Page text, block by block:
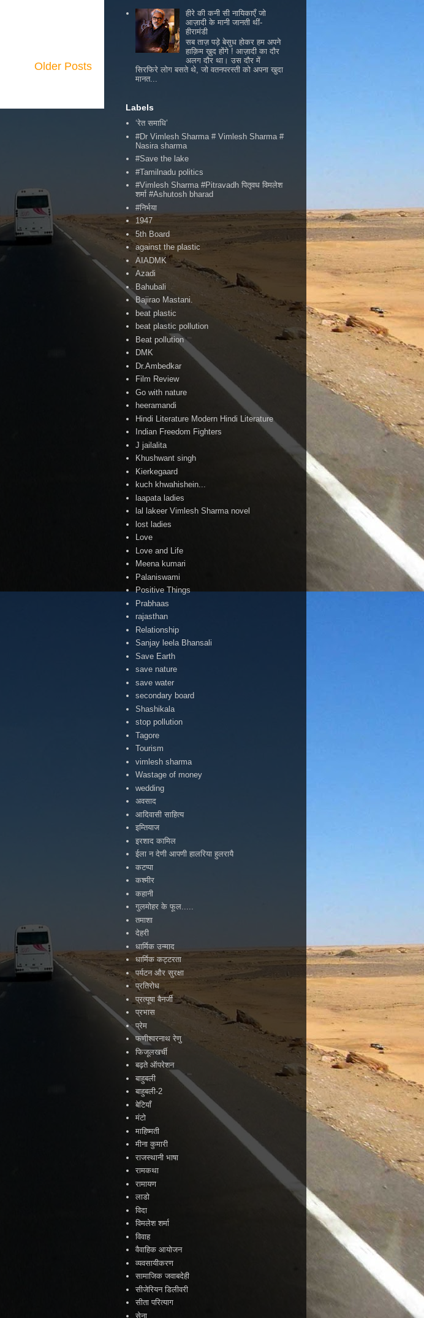
Older Posts
हीरे की कनी सी नायिकाएँ जो
आज़ादी के मानी जानती थीं-
हीरामंडी
सब ताज़ पड़े बेसुध होकर हम अपने
हाक़िम ख़ुद होंगे ! आज़ादी का दौर
अलग दौर था। उस दौर में
सिरफिरे लोग बसते थे, जो वतनपरस्ती को अपना खुदा
मानत...
Labels
‘रेत समाधि’
#Dr Vimlesh Sharma # Vimlesh Sharma #
Nasira sharma
#Save the lake
#Tamilnadu politics
#Vimlesh Sharma #Pitravadh पितृवध विमलेश
शर्मा #Ashutosh bharad
#निर्भया
1947
5th Board
against the plastic
AIADMK
Azadi
Bahubali
Bajirao Mastani.
beat plastic
beat plastic pollution
Beat pollution
DMK
Dr.Ambedkar
Film Review
Go with nature
heeramandi
Hindi Literature Modern Hindi Literature
Indian Freedom Fighters
J jailalita
Khushwant singh
Kierkegaard
kuch khwahishein...
laapata ladies
lal lakeer Vimlesh Sharma novel
lost ladies
Love
Love and Life
Meena kumari
Palaniswami
Positive Things
Prabhaas
rajasthan
Relationship
Sanjay leela Bhansali
Save Earth
save nature
save water
secondary board
Shashikala
stop pollution
Tagore
Tourism
vimlesh sharma
Wastage of money
wedding
अवसाद
आदिवासी साहित्य
इम्तियाज
इरशाद कामिल
ईला न देणी आपणी हालरिया हुलरायै
कटप्पा
कश्मीर
कहानी
गुलमोहर के फूल.....
तमाशा
देहरी
धार्मिक उन्माद
धार्मिक कट्टरता
पर्यटन और सुरक्षा
प्रतिरोध
प्रत्यूषा बैनर्जी
प्रभास
प्रेम
फणीश्वरनाथ रेणु
फिजूलखर्ची
बढ़ते ऑपरेशन
बाहुबली
बाहुबली-2
बेटियाँ
मंटो
माहिष्मती
मीना कुमारी
राजस्थानी भाषा
रामकथा
रामायण
लाडो
विदा
विमलेश शर्मा
विवाह
वैवाहिक आयोजन
व्यवसायीकरण
सामाजिक जवाबदेही
सीजेरियन डिलीवरी
सीता परित्याग
सेना